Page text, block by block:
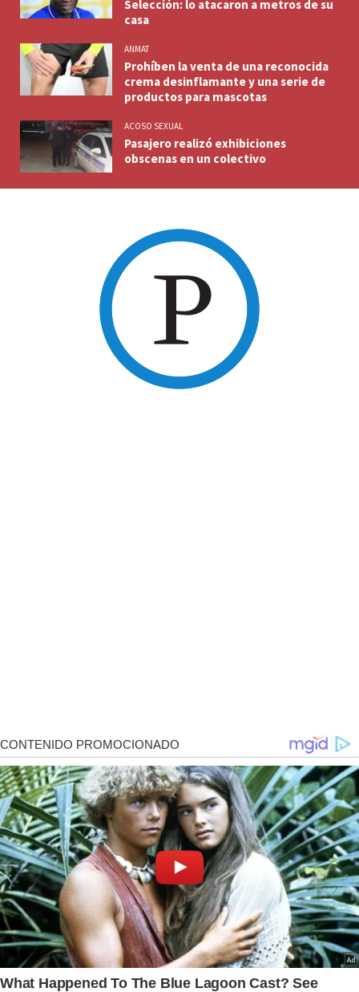
Selección: lo atacaron a metros de su
casa
ANMAT
Prohíben la venta de una reconocida
crema desinflamante y una serie de
productos para mascotas
ACOSO SEXUAL
Pasajero realizó exhibiciones
obscenas en un colectivo